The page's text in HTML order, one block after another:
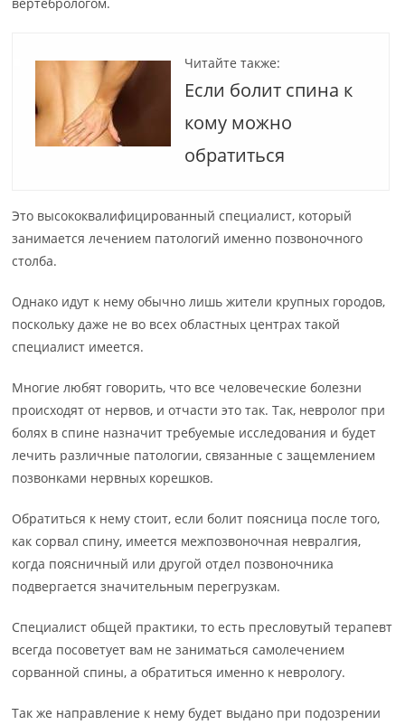
Читайте также:
Если болит спина к
кому можно
обратиться
Это высококвалифицированный специалист, который
занимается лечением патологий именно позвоночного
столба.
Однако идут к нему обычно лишь жители крупных городов,
поскольку даже не во всех областных центрах такой
специалист имеется.
Многие любят говорить, что все человеческие болезни
происходят от нервов, и отчасти это так. Так, невролог при
болях в спине назначит требуемые исследования и будет
лечить различные патологии, связанные с защемлением
позвонками нервных корешков.
Обратиться к нему стоит, если болит поясница после того,
как сорвал спину, имеется межпозвоночная невралгия,
когда поясничный или другой отдел позвоночника
подвергается значительным перегрузкам.
Специалист общей практики, то есть пресловутый терапевт
всегда посоветует вам не заниматься самолечением
сорванной спины, а обратиться именно к неврологу.
Так же направление к нему будет выдано при подозрении